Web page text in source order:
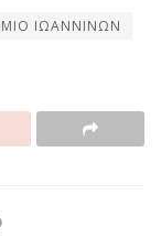
ΙΩΑΝΝΙΝΩΝ